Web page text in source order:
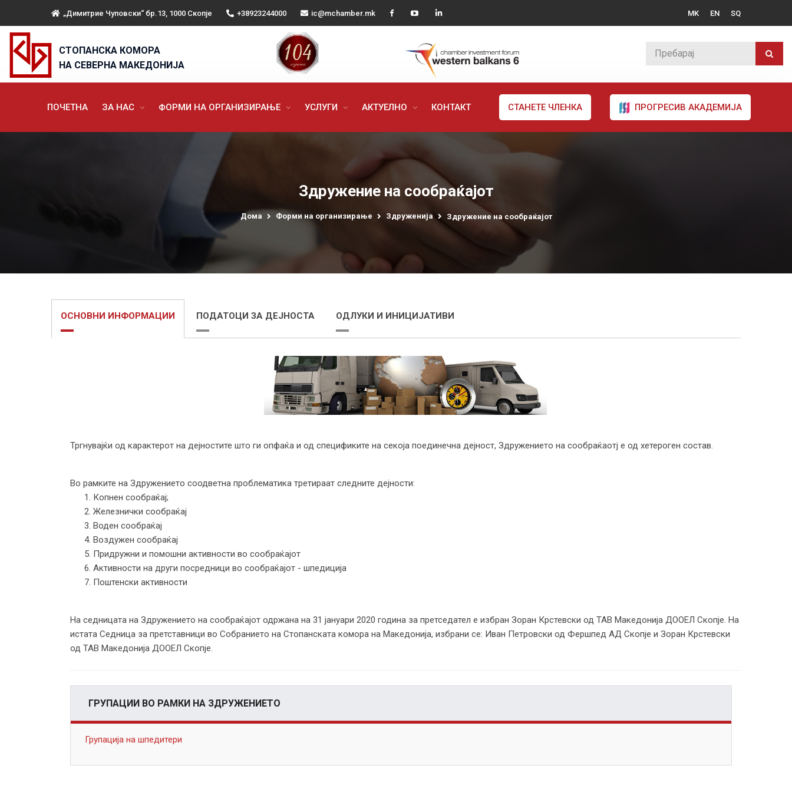
„Димитрие Чуповски“ бр.13, 1000 Скопје +38923244000 ic@mchamber.mk MK EN SQ
СТОПАНСКА КОМОРА
НА СЕВЕРНА МАКЕДОНИЈА
ПОЧЕТНА ЗА НАС ФОРМИ НА ОРГАНИЗИРАЊЕ УСЛУГИ АКТУЕЛНО КОНТАКТ СТАНЕТЕ ЧЛЕНКА ПРОГРЕСИВ АКАДЕМИЈА
Здружение на сообраќајот
Дома Форми на организирање Здруженија Здружение на сообраќајот
ОСНОВНИ ИНФОРМАЦИИ ПОДАТОЦИ ЗА ДЕЈНОСТА ОДЛУКИ И ИНИЦИЈАТИВИ
Тргнувајќи од карактерот на дејностите што ги опфаќа и од спецификите на секоја поединечна дејност, Здружението на сообраќаотј е од хетероген состав.
Во рамките на Здружението соодветна проблематика третираат следните дејности:
1. Копнен сообраќај;
2. Железнички сообраќај
3. Воден сообраќај
4. Воздужен сообраќај
5. Придружни и помошни активности во сообраќајот
6. Активности на други посредници во сообраќајот - шпедиција
7. Поштенски активности
На седницата на Здружението на сообраќајот одржана на 31 јануари 2020 година за претседател е избран Зоран Крстевски од ТАВ Македонија ДООЕЛ Скопје. На
истата Седница за претставници во Собранието на Стопанската комора на Македонија, избрани се: Иван Петровски од Фершпед АД Скопје и Зоран Крстевски
од ТАВ Македонија ДООЕЛ Скопје.
ГРУПАЦИИ ВО РАМКИ НА ЗДРУЖЕНИЕТО
Групација на шпедитери